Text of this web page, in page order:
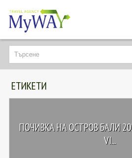
НАЙ-ТЪРСЕНИ
ДЕСТИНАЦИИ
ЕКЗОТИЧНИ ПОЧИВКИ
ЕТИКЕТИ
ПОЧИВКА НА ОСТРОВ БАЛИ
VI...